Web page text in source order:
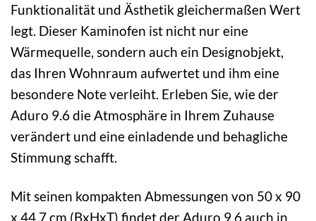
Funktionalität und Ästhetik gleichermaßen Wert
legt. Dieser Kaminofen ist nicht nur eine
Wärmequelle, sondern auch ein Designobjekt,
das Ihren Wohnraum aufwertet und ihm eine
besondere Note verleiht. Erleben Sie, wie der
Aduro 9.6 die Atmosphäre in Ihrem Zuhause
verändert und eine einladende und behagliche
Stimmung schafft.
Mit seinen kompakten Abmessungen von 50 x 90
x 44,7 cm (BxHxT) findet der Aduro 9.6 auch in